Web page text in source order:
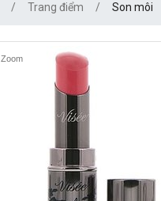
Trang điểm Son môi
Zoom